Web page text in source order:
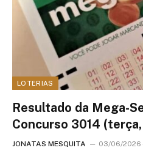
LOTERIAS
Resultado da Mega-
Concurso 3014
JONATAS MESQUITA 03/06/2026